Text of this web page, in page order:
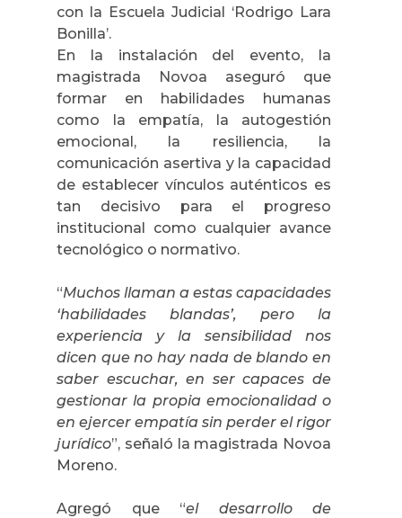
con la Escuela Judicial ‘Rodrigo Lara
Bonilla’.
En la instalación del evento, la
magistrada Novoa aseguró que
formar en habilidades humanas
como la empatía, la autogestión
emocional, la resiliencia, la
comunicación asertiva y la capacidad
de establecer vínculos auténticos es
tan decisivo para el progreso
institucional como cualquier avance
tecnológico o normativo.
“Muchos llaman a estas capacidades
‘habilidades blandas’, pero la
experiencia y la sensibilidad nos
dicen que no hay nada de blando en
saber escuchar, en ser capaces de
gestionar la propia emocionalidad o
en ejercer empatía sin perder el rigor
jurídico”, señaló la magistrada Novoa
Moreno.
Agregó que “el desarrollo de